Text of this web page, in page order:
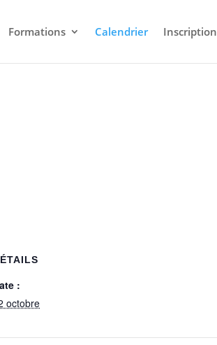
Formations Calendrier Inscription
:
octobre